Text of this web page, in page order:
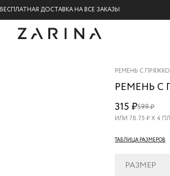
БЕСПЛАТНАЯ ДОСТАВКА НА ВСЕ ЗАКАЗЫ
РЕМЕНЬ С
РЕМЕНЬ С
017221001-
50
315 ₽599 ₽
ИЛИ 78.75 ₽ Х 4
ТАБЛИЦА РАЗМЕРОВ
РАЗМЕР